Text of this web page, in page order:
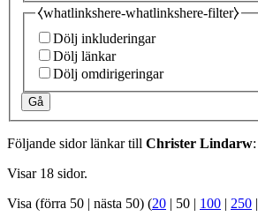
⧼whatlinkshere-whatlinkshere-filter⧽
Dölj inkluderingar
Dölj länkar
Dölj omdirigeringar
Gå
Följande sidor länkar till Christer Lindarw:
Visar 18 sidor.
Visa (förra 50 | nästa 50) (20 | 50 | 100 | 250 |